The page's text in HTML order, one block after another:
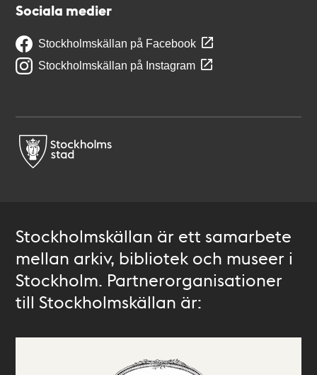
Sociala medier
Stockholmskällan på Facebook
Stockholmskällan på Instagram
Stockholmskällan är ett samarbete
mellan arkiv, bibliotek och museer i
Stockholm. Partnerorganisationer
till Stockholmskällan är: